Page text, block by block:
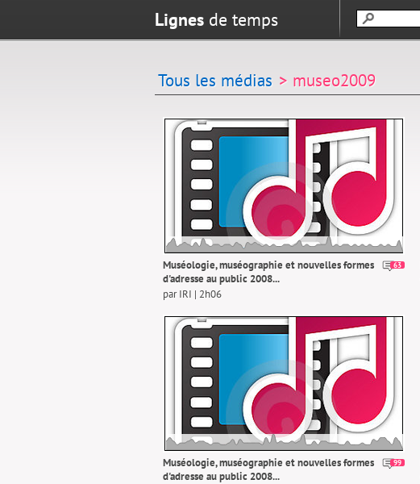
Lignes de temps
Tous les médias > museo2009
63
Muséologie, muséographie et nouvelles formes
d'adresse au public 2008...
par IRI | 2h06
99
Muséologie, muséographie et nouvelles formes
d'adresse au public 2008...